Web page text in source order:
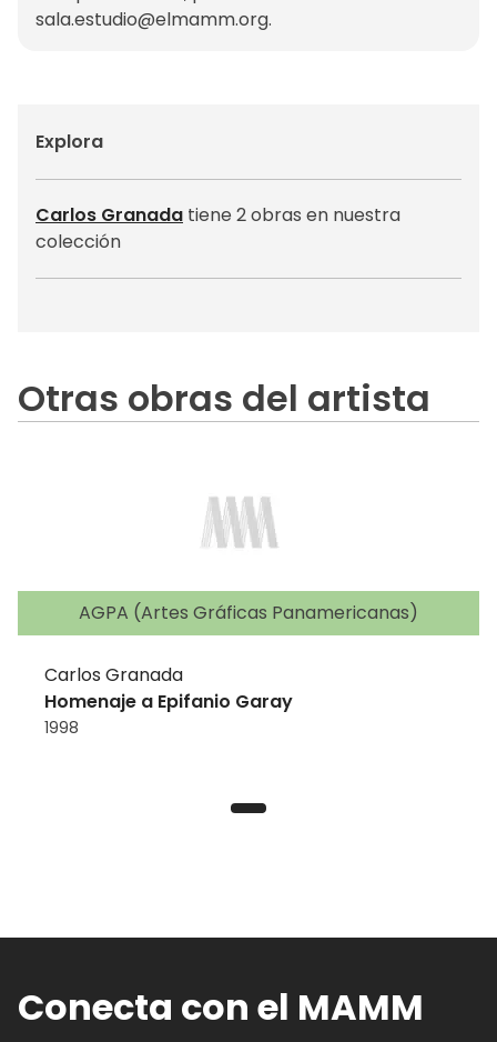
sala.estudio@elmamm.org.
Explora
Carlos Granada tiene 2 obras en nuestra
colección
Otras obras del artista
AGPA (Artes Gráficas Panamericanas)
Carlos Granada
Homenaje a Epifanio Garay
1998
Conecta con el MAMM